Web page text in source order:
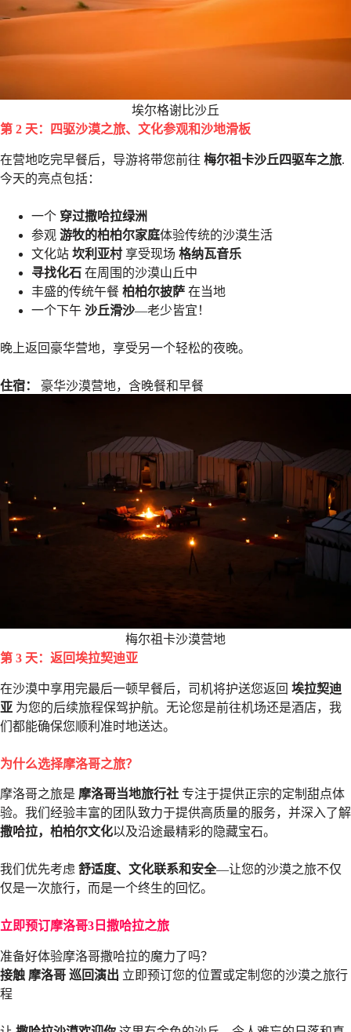
埃尔格谢比沙丘
第 2 天：四驱沙漠之旅、文化参观和沙地滑板
在营地吃完早餐后，导游将带您前往 梅尔祖卡沙丘四驱车之旅.
今天的亮点包括：
一个 穿过撒哈拉绿洲
参观 游牧的柏柏尔家庭体验传统的沙漠生活
文化站 坎利亚村享受现场 格纳瓦音乐
寻找化石 在周围的沙漠山丘中
丰盛的传统午餐 柏柏尔披萨 在当地
一个下午 沙丘滑沙—老少皆宜！
晚上返回豪华营地，享受另一个轻松的夜晚。
住宿： 豪华沙漠营地，含晚餐和早餐
梅尔祖卡沙漠营地
第 3 天：返回埃拉契迪亚
在沙漠中享用完最后一顿早餐后，司机将护送您返回 埃拉契迪
亚 为您的后续旅程保驾护航。无论您是前往机场还是酒店，我
们都能确保您顺利准时地送达。
为什么选择摩洛哥之旅？
摩洛哥之旅是 摩洛哥当地旅行社 专注于提供正宗的定制甜点体
验。我们经验丰富的团队致力于提供高质量的服务，并深入了解
撒哈拉，柏柏尔文化以及沿途最精彩的隐藏宝石。
我们优先考虑 舒适度、文化联系和安全—让您的沙漠之旅不仅
仅是一次旅行，而是一个终生的回忆。
立即预订摩洛哥3日撒哈拉之旅
准备好体验摩洛哥撒哈拉的魔力了吗？
接触 摩洛哥 巡回演出 立即预订您的位置或定制您的沙漠之旅行
程